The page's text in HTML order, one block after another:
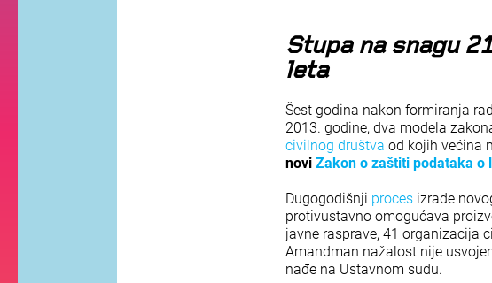
Stupa na snagu
leta
Šest godina nakon formiranja
2013. godine, dva modela
civilnog društva od kojih većina
novi Zakon o zaštiti podataka o
Dugogodišnji proces izrade
protivustavno omogućava
javne rasprave, 41 organizacija
Amandman nažalost nije
nađe na Ustavnom sudu.